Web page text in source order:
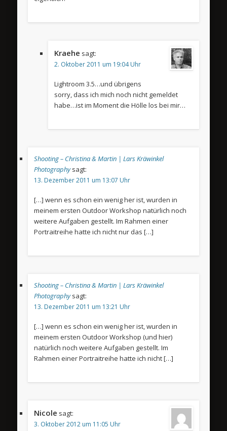
Kraehe sagt:
2. Oktober 2011 um 19:04 Uhr
Lightroom 3.5…und übrigens
sorry, dass ich mich noch nicht gemeldet
habe…ist im Moment die Hölle los bei mir…
Shooting – Christina & Martin | Lars Kräwinkel
Photography sagt:
13. Dezember 2011 um 13:07 Uhr
[…] wenn es schon ein wenig her ist, wurden in
meinem ersten Outdoor Workshop natürlich noch
weitere Aufgaben gestellt. Im Rahmen einer
Portraitreihe hatte ich nicht nur das […]
Shooting – Christina & Martin | Lars Kräwinkel
Photography sagt:
13. Dezember 2011 um 13:21 Uhr
[…] wenn es schon ein wenig her ist, wurden in
meinem ersten Outdoor Workshop (und hier)
natürlich noch weitere Aufgaben gestellt. Im
Rahmen einer Portraitreihe hatte ich nicht […]
Nicole sagt:
3. Oktober 2012 um 11:05 Uhr